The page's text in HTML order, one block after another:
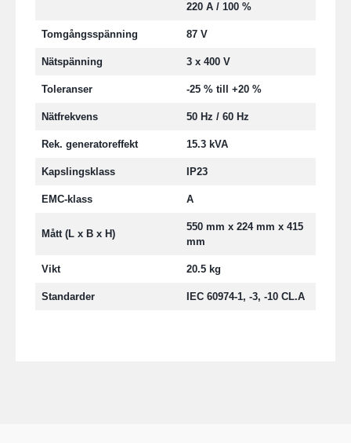
220 A / 100 %
Tomgångsspänning 87 V
Nätspänning 3 x 400 V
Toleranser -25 % till +20 %
Nätfrekvens 50 Hz / 60 Hz
Rek. generatoreffekt 15.3 kVA
Kapslingsklass IP23
EMC-klass A
Mått (L x B x H)
550 mm x 224 mm x 415
mm
Vikt 20.5 kg
Standarder IEC 60974-1, -3, -10 CL.A